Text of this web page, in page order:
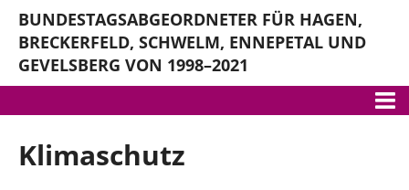
BUNDESTAGSABGEORDNETER FÜR HAGEN,
BRECKERFELD, SCHWELM, ENNEPETAL UND
GEVELSBERG VON 1998–2021
Meine Themen
Klimaschutz